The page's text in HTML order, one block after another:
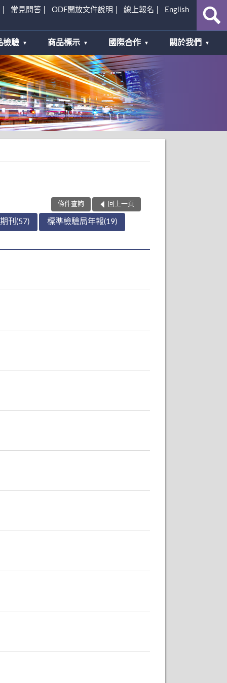
常見問答 ODF開放文件說明 線上報名 English
檢驗 商品標示 國際合作 關於我們
條件查詢 回上一頁
刊(57) 標準檢驗局年報(19)